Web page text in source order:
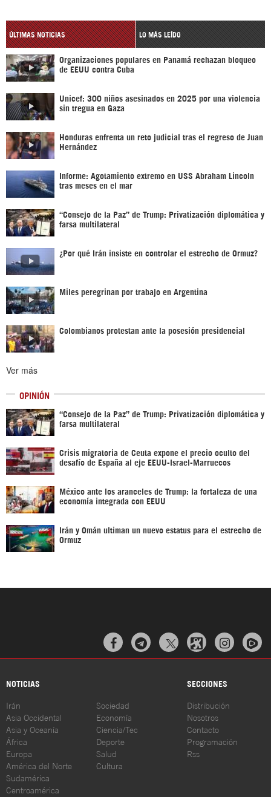
ÚLTIMAS NOTICIAS LO MÁS LEÍDO
Organizaciones populares en Panamá rechazan bloqueo
de EEUU contra Cuba
Unicef: 300 niños asesinados en 2025 por una violencia
sin tregua en Gaza
Honduras enfrenta un reto judicial tras el regreso de Juan
Hernández
Informe: Agotamiento extremo en USS Abraham Lincoln
tras meses en el mar
“Consejo de la Paz” de Trump: Privatización diplomática y
farsa multilateral
¿Por qué Irán insiste en controlar el estrecho de Ormuz?
Miles peregrinan por trabajo en Argentina
Colombianos protestan ante la posesión presidencial
Ver más
OPINIÓN
“Consejo de la Paz” de Trump: Privatización diplomática y
farsa multilateral
Crisis migratoria de Ceuta expone el precio oculto del
desafío de España al eje EEUU-Israel-Marruecos
México ante los aranceles de Trump: la fortaleza de una
economía integrada con EEUU
Irán y Omán ultiman un nuevo estatus para el estrecho de
Ormuz
  
NOTICIAS SECCIONES
Irán
Asia Occidental
Asia y Oceanía
África
Europa
América del Norte
Sudamérica
Centroamérica
Sociedad
Economía
Ciencia/Tec
Deporte
Salud
Cultura
Distribución
Nosotros
Contacto
Programación
Rss